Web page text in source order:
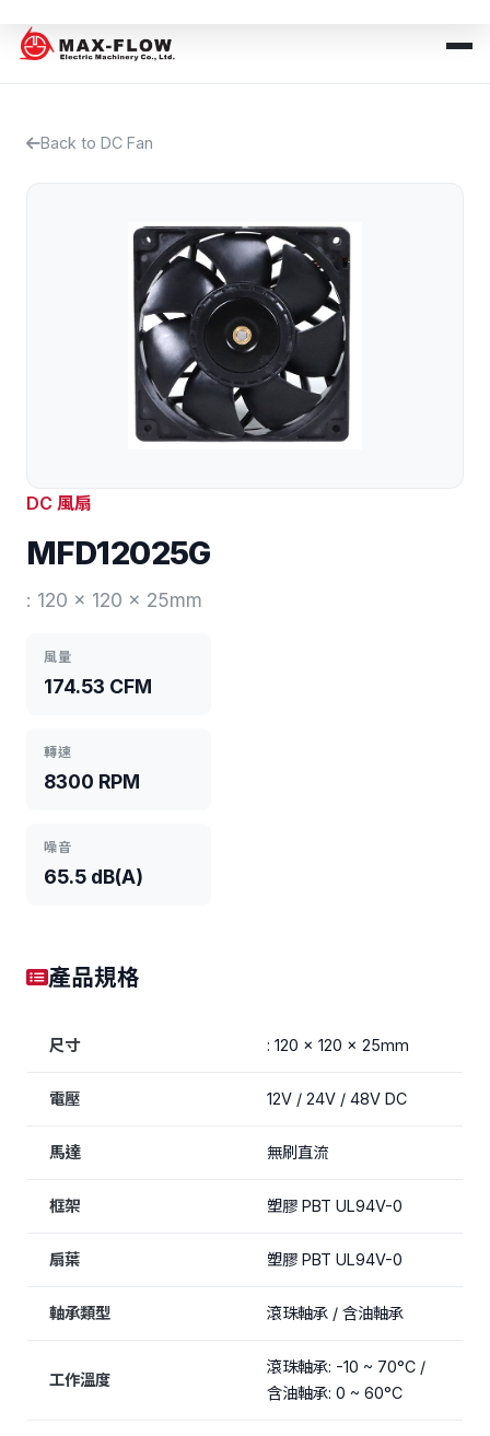
Back to DC Fan
DC 風扇
MFD12025G
: 120 x 120 x 25mm
風量
174.53 CFM
轉速
8300 RPM
噪音
65.5 dB(A)
產品規格
尺寸 : 120 x 120 x 25mm
電壓 12V / 24V / 48V DC
馬達 無刷直流
框架 塑膠 PBT UL94V-0
扇葉 塑膠 PBT UL94V-0
軸承類型 滾珠軸承 / 含油軸承
工作溫度
滾珠軸承: -10 ~ 70°C /
含油軸承: 0 ~ 60°C